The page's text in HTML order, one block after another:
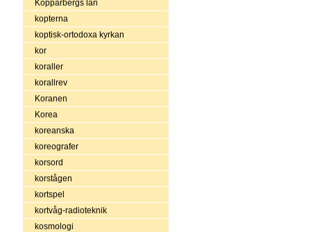
Kopparbergs län
kopterna
koptisk-ortodoxa kyrkan
kor
koraller
korallrev
Koranen
Korea
koreanska
koreografer
korsord
korstågen
kortspel
kortvåg-radioteknik
kosmologi